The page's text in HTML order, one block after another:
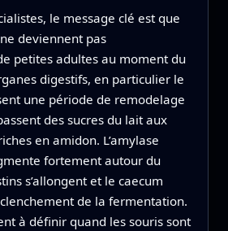
le message clé est que
deviennent pas
petites adultes au moment du
digestifs, en particulier le
une période de remodelage
des sucres du lait aux
en amidon. L’amylase
fortement autour du
s’allongent et le caecum
de la fermentation.
à définir quand les souris sont